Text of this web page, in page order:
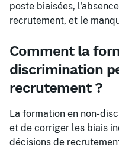
poste biaisées,
recrutement, et le
Comment la
discrimination
recrutement ?
La formation en non-
et de corriger les biais
décisions de